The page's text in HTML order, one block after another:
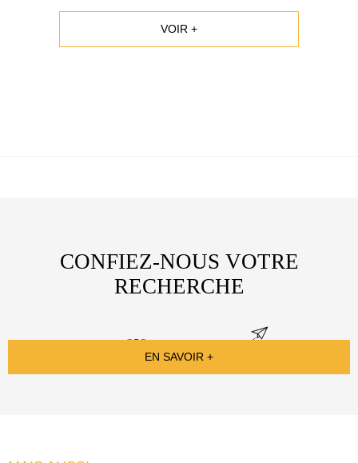
VOIR +
CONFIEZ-NOUS VOTRE
RECHERCHE
EN SAVOIR +